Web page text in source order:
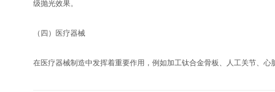
级抛光效果。
（四）医疗器械
在医疗器械制造中发挥着重要作用，例如加工钛合金骨板、人工关节、